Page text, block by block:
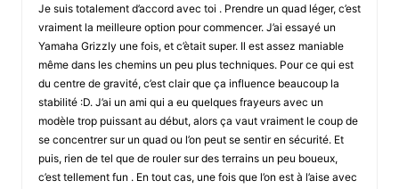
Je suis totalement d’accord avec toi . Prendre un quad léger, c’est
vraiment la meilleure option pour commencer. J’ai essayé un
Yamaha Grizzly une fois, et c’ètait super. Il est assez maniable
même dans les chemins un peu plus techniques. Pour ce qui est
du centre de gravité, c’est clair que ça influence beaucoup la
stabilité :D. J’ai un ami qui a eu quelques frayeurs avec un
modèle trop puissant au début, alors ça vaut vraiment le coup de
se concentrer sur un quad ou l’on peut se sentir en sécurité. Et
puis, rien de tel que de rouler sur des terrains un peu boueux,
c’est tellement fun . En tout cas, une fois que l’on est à l’aise avec